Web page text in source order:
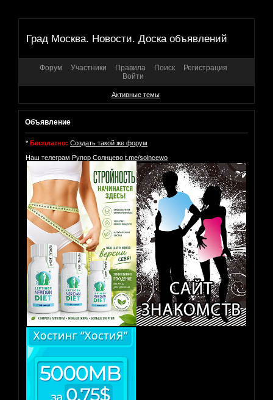
Град Москва. Новости. Доска объявлений
Форум Участники Правила Поиск
Регистрация
Войти
Активные темы
Объявление
* Бесплатно: Создать такой же форум
Наш телеграм Рупор Солнцево t.me/solncewo